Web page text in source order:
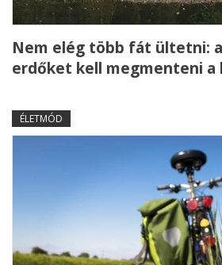
Nem elég több fát ültetni:
erdőket kell megmenteni a
ÉLETMÓD